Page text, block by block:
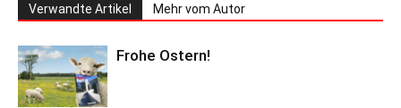
Verwandte Artikel Mehr vom Autor
Frohe Ostern!